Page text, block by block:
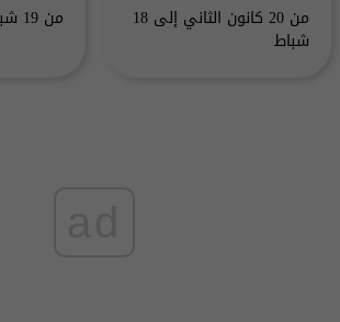
من 20 كانون الثاني إلى 18
شباط
من 19 شباط إلى 20 آذار